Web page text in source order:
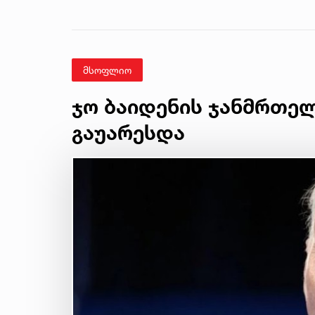
მსოფლიო
ჯო ბაიდენის
გაუარესდა